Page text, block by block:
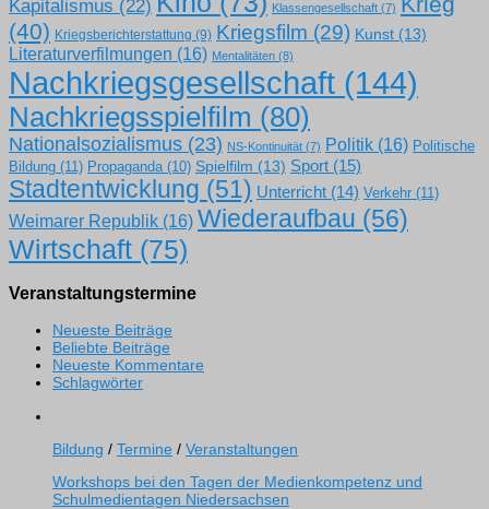
Kapitalismus (22) Klassengesellschaft (7)
(40) Kriegsberichterstattung (9) Kriegsfilm (29) Kunst (13)
Literaturverfilmungen (16) Mentalitäten (8)
Nachkriegsgesellschaft (144)
Nachkriegsspielfilm (80)
Nationalsozialismus (23) NS-Kontinuität (7) Politik (16) Politische
Bildung (11) Propaganda (10) Spielfilm (13) Sport (15)
Stadtentwicklung (51) Unterricht (14) Verkehr (11)
Weimarer Republik (16) Wiederaufbau (56)
Wirtschaft (75)
Veranstaltungstermine
Neueste Beiträge
Beliebte Beiträge
Neueste Kommentare
Schlagwörter
Bildung / Termine / Veranstaltungen
Workshops bei den Tagen der Medienkompetenz und
Schulmedientagen Niedersachsen